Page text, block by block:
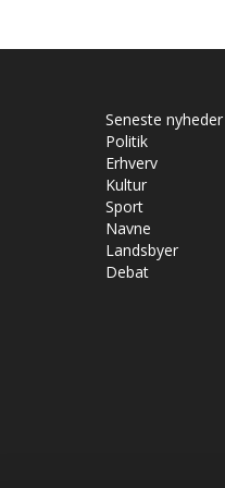
Seneste nyheder
Politik
Erhverv
Kultur
Sport
Navne
Landsbyer
Debat